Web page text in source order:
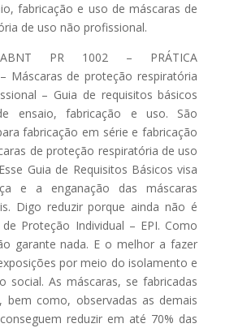
fabricação e uso de máscaras de
de uso não profissional.
PR 1002 – PRÁTICA
– Máscaras de proteção respiratória
– Guia de requisitos básicos
ensaio, fabricação e uso. São
fabricação em série e fabricação
de proteção respiratória de uso
Guia de Requisitos Básicos visa
e a enganação das máscaras
Digo reduzir porque ainda não é
Proteção Individual – EPI. Como
garante nada. E o melhor a fazer
por meio do isolamento e
social. As máscaras, se fabricadas
bem como, observadas as demais
reduzir em até 70% das